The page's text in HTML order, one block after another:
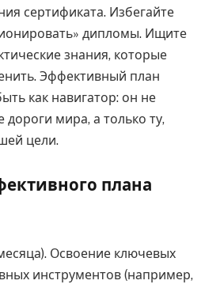
сертификата. Избегайте
дипломы. Ищите
знания, которые
Эффективный план
как навигатор: он не
дороги мира, а только ту,
цели.
плана
Освоение ключевых
инструментов (например,